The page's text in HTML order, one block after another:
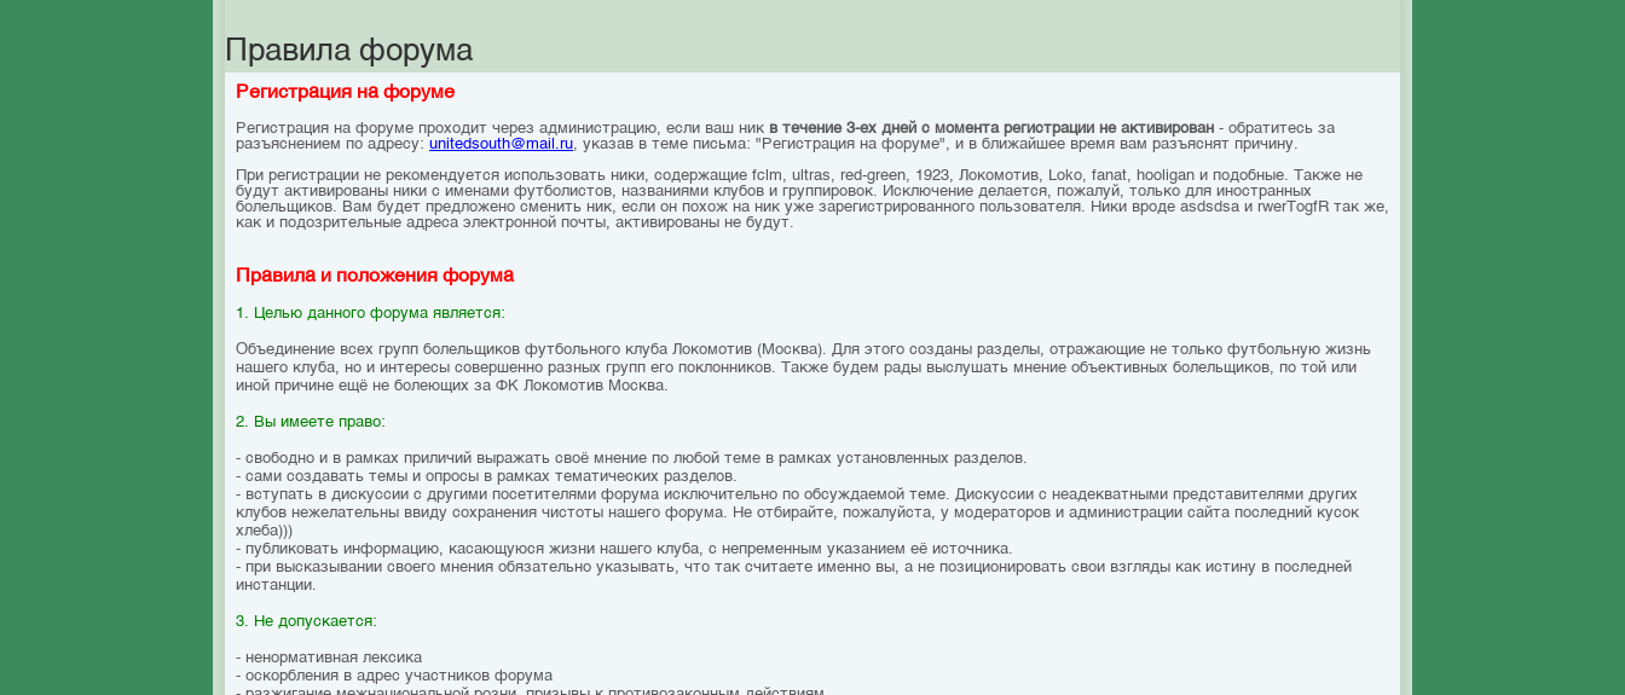
Правила форума
Регистрация на форуме
Регистрация на форуме проходит через администрацию, если ваш ник в течение 3-ех дней с момента регистрации не активирован - обратитесь за
разъяснением по адресу: unitedsouth@mail.ru, указав в теме письма: "Регистрация на форуме", и в ближайшее время вам разъяснят причину.
При регистрации не рекомендуется использовать ники, содержащие fclm, ultras, red-green, 1923, Локомотив, Loko, fanat, hooligan и подобные. Также не
будут активированы ники с именами футболистов, названиями клубов и группировок. Исключение делается, пожалуй, только для иностранных
болельщиков. Вам будет предложено сменить ник, если он похож на ник уже зарегистрированного пользователя. Ники вроде asdsdsa и rwerTоgfR так же,
как и подозрительные адреса электронной почты, активированы не будут.
Правила и положения форума
1. Целью данного форума является:
Объединение всех групп болельщиков футбольного клуба Локомотив (Москва). Для этого созданы разделы, отражающие не только футбольную жизнь
нашего клуба, но и интересы совершенно разных групп его поклонников. Также будем рады выслушать мнение объективных болельщиков, по той или
иной причине ещё не болеющих за ФК Локомотив Москва.
2. Вы имеете право:
- свободно и в рамках приличий выражать своё мнение по любой теме в рамках установленных разделов.
- сами создавать темы и опросы в рамках тематических разделов.
- вступать в дискуссии с другими посетителями форума исключительно по обсуждаемой теме. Дискуссии с неадекватными представителями других
клубов нежелательны ввиду сохранения чистоты нашего форума. Не отбирайте, пожалуйста, у модераторов и администрации сайта последний кусок
хлеба)))
- публиковать информацию, касающуюся жизни нашего клуба, с непременным указанием её источника.
- при высказывании своего мнения обязательно указывать, что так считаете именно вы, а не позиционировать свои взгляды как истину в последней
инстанции.
3. Не допускается:
- ненормативная лексика
- оскорбления в адрес участников форума